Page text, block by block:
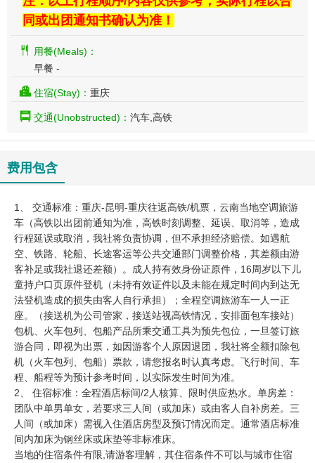
同或出团通知书确认为准！
用餐(Meals)：
早餐 -
住宿(Stay)： 重庆
交通(Unobstructed)： 汽车,高铁
费用包含
1、 交通标准：重庆-昆明-重庆往返高铁/机票，云南当地空调旅游
车（高铁以出团前通知为准，高铁时刻调整、延误、取消等，造成
行程延误或取消，我社将负责协调，但不承担经济赔偿。如遇航
空、铁路、轮船、长途客运等公共交通部门调整价格，其差额由游
客补足或我社退还差额）。成人持有效身份证原件，16周岁以下儿
童持户口页原件登机（未持有效证件以及未能在规定时间内到达无
法登机造成的损失由客人自行承担）；全程空调旅游车一人一正
座。（接送机为公司管家，接送站视高铁情况，安排面包车接站）
包机、火车包列、包船产品所乘交通工具为预先包位，一旦签订旅
游合同，即视为出票，如因游客个人原因退团，我社将全额扣除包
机（火车包列、包船）票款，请您报名时认真考虑。飞行时间、车
程、船程等为预计参考时间，以实际发生时间为准。
2、 住宿标准：全程酒店标间/2人核算、限时供应热水。单房差：
团队中单男单女，若要求三人间（或加床）或由客人自补房差。三
人间（或加床）需视入住酒店房型及预订情况而定。通常酒店标准
间内加床为钢丝床或床垫等非标准床。
当地的住宿条件有限,请游客理解，其住宿条件不可以与城市住宿